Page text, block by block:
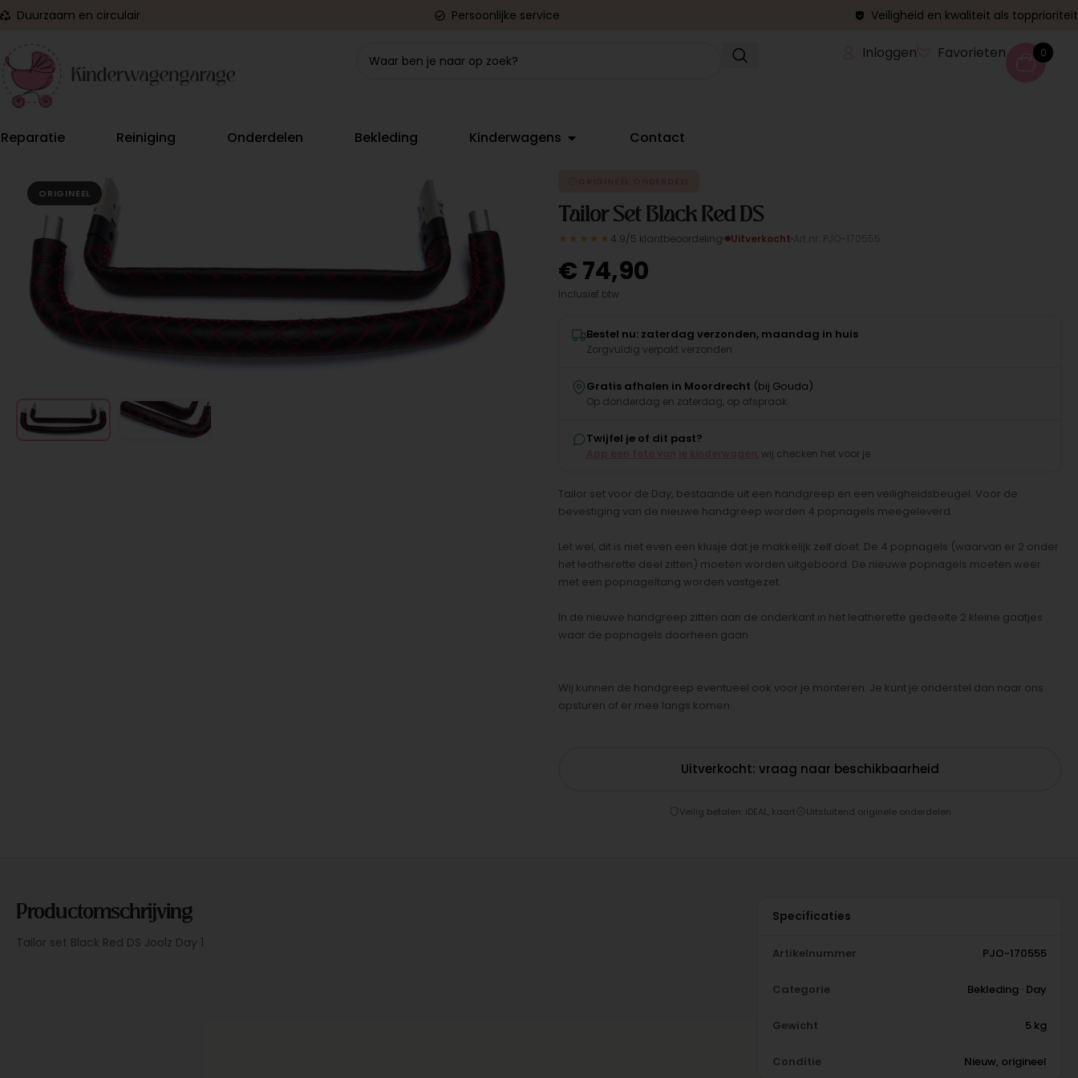
Duurzaam en circulair Persoonlijke service Veiligheid en kwaliteit als topprioriteit
Inloggen Favorieten 0
Reparatie Reiniging Onderdelen Bekleding Kinderwagens Contact
ORIGINEEL
Tailor Set Black Red DS
★★★★★ 4.9/5 klantbeoordeling Uitverkocht
€74,90
Inclusief btw
Bestel nu: zaterdag verzonden, maandag in huis
Zorgvuldig verpakt verzonden
Gratis afhalen in Moordrecht (bij Gouda)
Op donderdag en zaterdag, op afspraak
Twijfel je of dit past?
, wij checken het voor je
Tailor set voor de Day, bestaande uit een handgreep en een veiligheidsbeugel. Voor de
bevestiging van de nieuwe handgreep worden 4 popnagels meegeleverd.
Let wel, dit is niet even een klusje dat je makkelijk zelf doet. De 4 popnagels (waarvan er 2 onder
het leatherette deel zitten) moeten worden uitgeboord. De nieuwe popnagels moeten weer
met een popnageltang worden vastgezet.
In de nieuwe handgreep zitten aan de onderkant in het leatherette gedeelte 2 kleine gaatjes
waar de popnagels doorheen gaan.
Wij kunnen de handgreep eventueel ook voor je monteren. Je kunt je onderstel dan naar ons
opsturen of er mee langs komen.
Uitverkocht: vraag naar beschikbaarheid
Veilig betalen: iDEAL, kaart Uitsluitend originele onderdelen
Productomschrijving
Tailor set Black Red DS Joolz Day 1
Specificaties
Artikelnummer PJO-170555
Categorie Bekleding · Day
Gewicht 5 kg
Conditie Nieuw, origineel